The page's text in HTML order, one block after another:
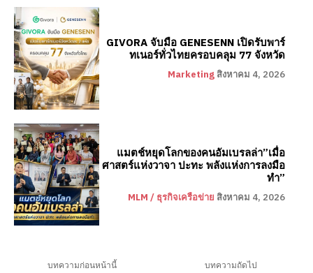
GIVORA จับมือ GENESENN เปิดรับพาร์
ทเนอร์ทั่วไทยครอบคลุม 77 จังหวัด
Marketing สิงหาคม 4, 2026
แมตช์หยุดโลกของคนอัมเบรลล่า”เมื่อ
ศาสตร์แห่งวาจา ปะทะ พลังแห่งการลงมือ
ทำ”
MLM / ธุรกิจเครือข่าย สิงหาคม 4, 2026
บทความก่อนหน้านี้ บทความถัดไป